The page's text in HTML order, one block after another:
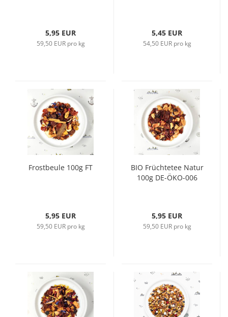
5,95 EUR
59,50 EUR pro kg
5,45 EUR
54,50 EUR pro kg
Frostbeule 100g FT
5,95 EUR
59,50 EUR pro kg
BIO Früchtetee Natur
100g DE-ÖKO-006
5,95 EUR
59,50 EUR pro kg